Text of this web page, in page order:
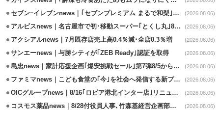
セブンｰイレブンnews｜｢セブンプレミアム まるで和梨｣8/11から順次発売 (2026.08.06)
アルビスnews｜名古屋市で初･移動スーパー｢とくし丸｣8/4運行開始 (2026.08.06)
アクシアルnews｜7月既存店売上高0.4％減･全店0.3％増 (2026.08.06)
サンエーnews｜与勝シティが｢ZEB Ready｣認証を取得 (2026.08.06)
島忠news｜家計応援企画｢爆安挑戦セール｣第7弾8/5から開催 (2026.08.06)
ファミマnews｜こども食堂の｢今｣を社会へ発信する新プロジェクト始動 (2026.08.06)
OICグループnews｜8/16｢ロピア港北インター店｣リニューアル/食品売場拡大 (2026.08.06)
コスモス薬品news｜8/28付役員人事､竹森基経営企画部長が取締役昇格 (2026.08.06)